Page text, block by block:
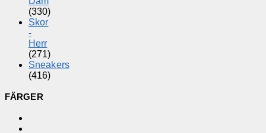
(330)
Skor
-
Herr
(271)
Sneakers
(416)
FÄRGER